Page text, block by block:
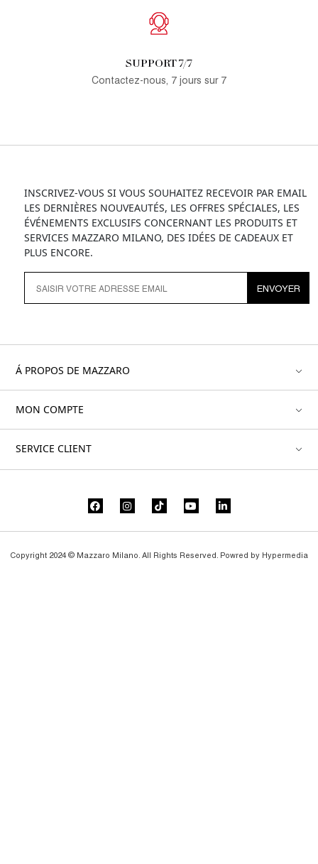
SUPPORT 7/7
Contactez-nous, 7 jours sur 7
INSCRIVEZ-VOUS SI VOUS SOUHAITEZ RECEVOIR PAR EMAIL
LES DERNIÈRES NOUVEAUTÉS, LES OFFRES SPÉCIALES, LES
ÉVÉNEMENTS EXCLUSIFS CONCERNANT LES PRODUITS ET
SERVICES MAZZARO MILANO, DES IDÉES DE CADEAUX ET
PLUS ENCORE.
ENVOYER
Á PROPOS DE MAZZARO
MON COMPTE
SERVICE CLIENT
Copyright 2024 © Mazzaro Milano. All Rights Reserved. Powred by Hypermedia